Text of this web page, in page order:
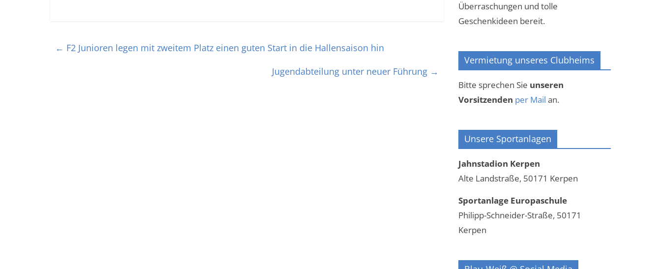
← F2 Junioren legen mit zweitem Platz einen guten Start in die Hallensaison hin
Jugendabteilung unter neuer Führung →
Überraschungen und tolle
Geschenkideen bereit.
Vermietung unseres Clubheims
Bitte sprechen Sie unseren
Vorsitzenden per Mail an.
Unsere Sportanlagen
Jahnstadion Kerpen
Alte Landstraße, 50171 Kerpen
Sportanlage Europaschule
Philipp-Schneider-Straße, 50171
Kerpen